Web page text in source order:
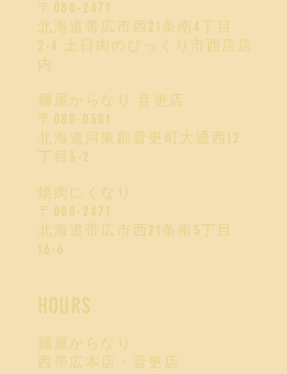
〒080-2471
北海道帯広市西21条南4丁目
2-4 土日肉のびっくり市西店店
内
麺屋からなり 音更店
〒080-0301
北海道河東郡音更町大通西12
丁目3-2
焼肉にくなり
〒080-2471
北海道帯広市西21条南5丁目
16-6
HOURS
麺屋からなり
西帯広本店・音更店